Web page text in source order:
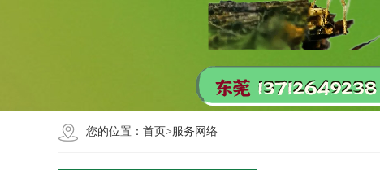
您的位置： 首页>服务网络